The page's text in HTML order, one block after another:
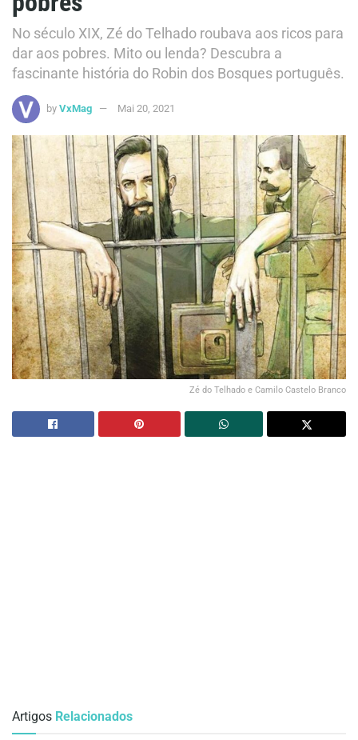
No século XIX, Zé do Telhado roubava aos ricos para
dar aos pobres. Mito ou lenda? Descubra a
fascinante história do Robin dos Bosques português.
by VxMag Mai 20, 2021
Zé do Telhado e Camilo Castelo Branco
Artigos Relacionados